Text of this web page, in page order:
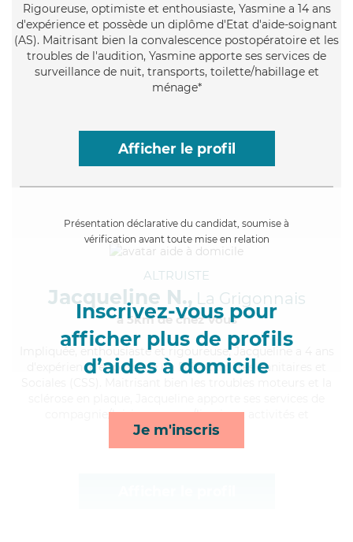
Rigoureuse, optimiste et enthousiaste, Yasmine a 14 ans
d'expérience et possède un diplôme d'Etat d'aide-soignant
(AS). Maitrisant bien la convalescence postopératoire et les
troubles de l'audition, Yasmine apporte ses services de
surveillance de nuit, transports, toilette/habillage et
ménage*
Afficher le profil
Présentation déclarative du candidat, soumise à
vérification avant toute mise en relation
Inscrivez-vous pour
afficher plus de profils
d’aides à domicile
Je m'inscris
ALTRUISTE
Jacqueline N., La Grigonnais
à 5km de chez Vous
, enthousiaste et rigoureuse, Jacqueline a 4 ans
d'expérience et possède un BEP Carrières Sanitaires et
compagnie/loisirs, courses/livraison, activités et
lever/coucher*